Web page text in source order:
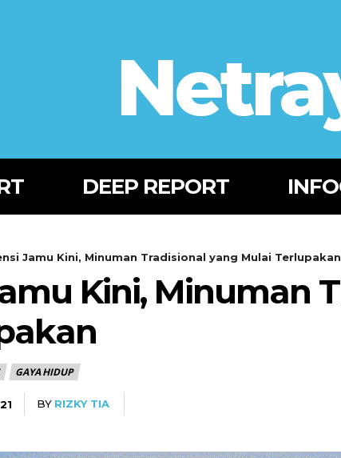
DEEP REPORT
Jamu Kini, Minuman Tradisional yang Mulai Terlupakan
Kini, Minuman
GAYA HIDUP
BY RIZKY TIA